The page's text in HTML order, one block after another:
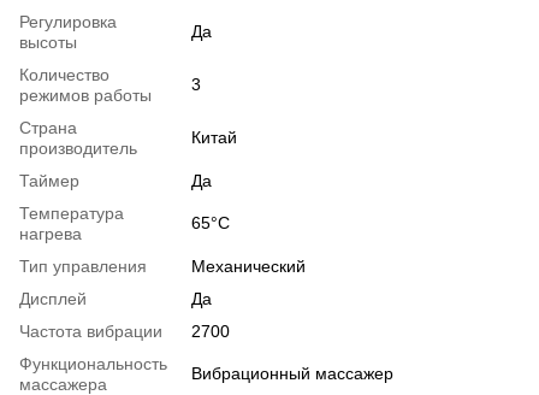
Регулировка
высоты
Да
Количество
режимов работы
3
Страна
производитель
Китай
Таймер
Да
Температура
нагрева
65°C
Тип управления
Механический
Дисплей
Да
Частота вибрации
2700
Функциональность
массажера
Вибрационный массажер